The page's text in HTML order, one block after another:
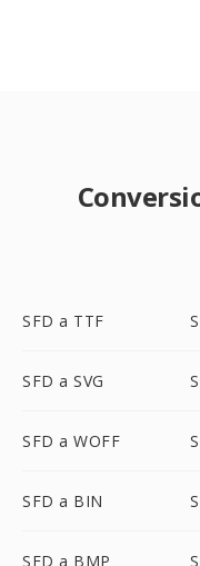
SFD a TTF
SFD a SVG
SFD a WOFF
SFD a BIN
SFD a BMP